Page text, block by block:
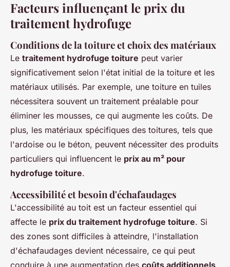
Facteurs influençant le prix du
traitement hydrofuge
Conditions de la toiture et choix des matériaux
Le traitement hydrofuge toiture peut varier
significativement selon l'état initial de la toiture et les
matériaux utilisés. Par exemple, une toiture en tuiles
nécessitera souvent un traitement préalable pour
éliminer les mousses, ce qui augmente les coûts. De
plus, les matériaux spécifiques des toitures, tels que
l'ardoise ou le béton, peuvent nécessiter des produits
particuliers qui influencent le prix au m² pour
hydrofuge toiture.
Accessibilité et besoin d'échafaudages
L'accessibilité au toit est un facteur essentiel qui
affecte le prix du traitement hydrofuge toiture. Si
des zones sont difficiles à atteindre, l'installation
d'échafaudages devient nécessaire, ce qui peut
conduire à une augmentation des coûts additionnels